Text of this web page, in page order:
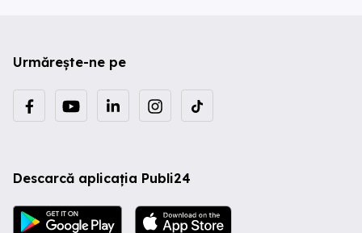
Urmărește-ne pe
Descarcă aplicația Publi24